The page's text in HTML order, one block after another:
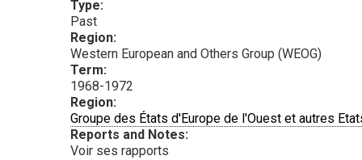
Type:
Past
Region:
Western European and Others Group (WEOG)
Term:
1968-1972
Region:
Groupe des États d'Europe de l'Ouest et autres
Reports and Notes:
Voir ses rapports